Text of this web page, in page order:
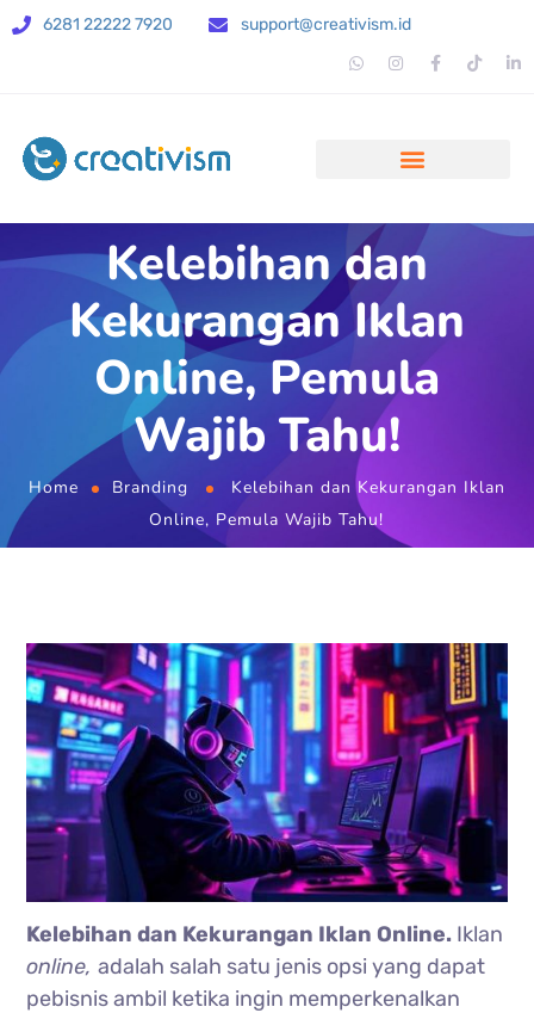
6281 22222 7920 support@creativism.id
Kelebihan dan
Kekurangan Iklan
Online, Pemula
Wajib Tahu!
Home Branding
Kelebihan dan Kekurangan Iklan
Online, Pemula Wajib Tahu!
Kelebihan dan Kekurangan Iklan Online. Iklan
online,adalah salah satu jenis opsi yang dapat
pebisnis ambil ketika ingin memperkenalkan